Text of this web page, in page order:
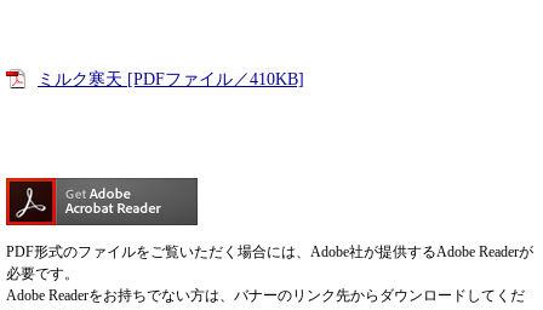
ミルク寒天 [PDFファイル／410KB]
PDF形式のファイルをご覧いただく場合には、Adobe社が提供するAdobe Readerが
必要です。
Adobe Readerをお持ちでない方は、バナーのリンク先からダウンロードしてくだ